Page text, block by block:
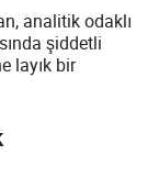
analitik odaklı
şiddetli
layık bir